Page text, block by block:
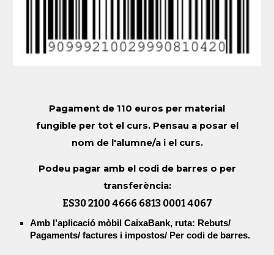
Pagament de 110 euros per material
fungible per tot el curs. Pensau a posar el
nom de l'alumne/a i el curs.
Podeu pagar amb el codi de barres o per
transferència:
ES30 2100 4666 6813 0001 4067
Amb l’aplicació mòbil CaixaBank, ruta: Rebuts/
Pagaments/ factures i impostos/ Per codi de barres.